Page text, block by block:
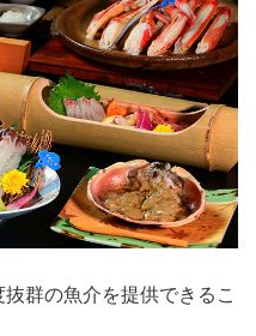
群の魚介を提供できるこ